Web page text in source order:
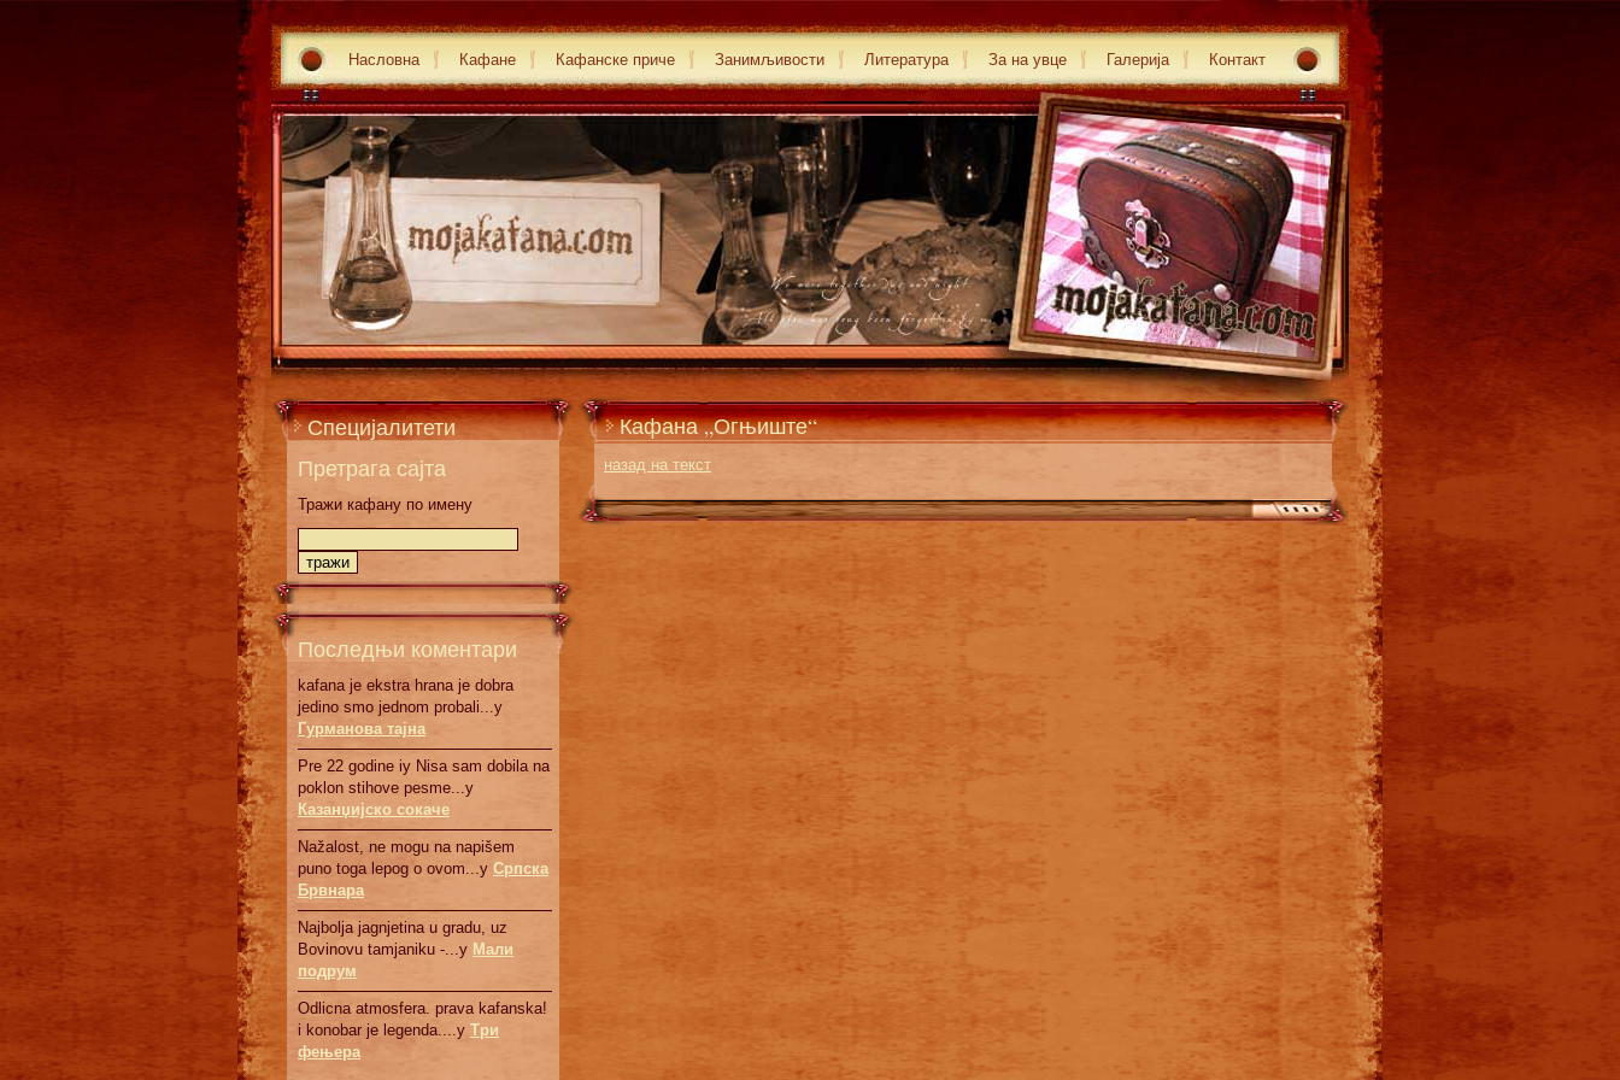
Насловна Кафане Кафанске приче Занимљивости Литература За на увце Галерија Контакт
Специјалитети
Претрага сајта
Тражи кафану по имену
Последњи коментари
kafana je ekstra hrana je dobra
jedino smo jednom probali...у
Гурманова тајна
Pre 22 godine iy Nisa sam dobila na
poklon stihove pesme...у
Казанџијско сокаче
Nažalost, ne mogu na napišem
puno toga lepog o ovom...у Српскa
Брвнaрa
Najbolja jagnjetina u gradu, uz
Bovinovu tamjaniku -...у Мали
подрум
Odlicna atmosfera. prava kafanska!
i konobar je legenda....у Три
фењера
Кафана „Огњиште“
назад на текст